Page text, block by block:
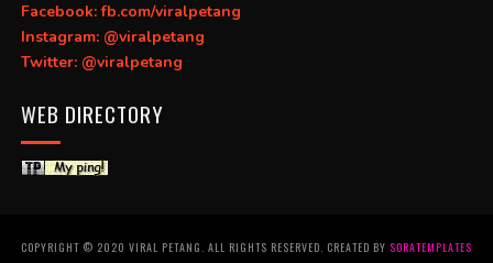
Facebook: fb.com/viralpetang
Instagram: @viralpetang
Twitter: @viralpetang
WEB DIRECTORY
COPYRIGHT © 2020 VIRAL PETANG. ALL RIGHTS RESERVED. CREATED BY SORATEMPLATES